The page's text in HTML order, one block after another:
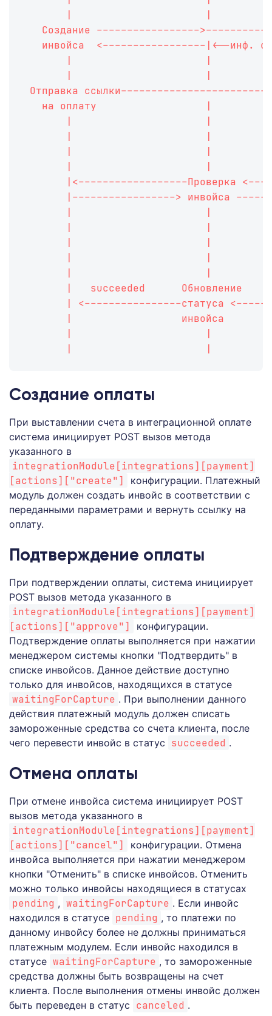
Создание -----------------
инвойса  <-----------------|<--инф.
Отправка
на оплату                  |
|<------------------Проверка
|-----------------> инвойса
|   succeeded      Обновление
| <----------------статуса
|                  инвойса
Создание оплаты
При выставлении счета в интеграционной оплате
система инициирует POST вызов метода
указанного в
integrationModule[integrations][payment]
[actions]["create"]
конфигурации. Платежный
модуль должен создать инвойс в соответствии с
переданными параметрами и вернуть ссылку на
оплату.
Подтверждение оплаты
При подтверждении оплаты, система инициирует
POST вызов метода указанного в
integrationModule[integrations][payment]
[actions]["approve"]
конфигурации.
Подтверждение оплаты выполняется при нажатии
менеджером системы кнопки "Подтвердить" в
списке инвойсов. Данное действие доступно
только для инвойсов, находящихся в статусе
waitingForCapture . При выполнении данного
действия платежный модуль должен списать
замороженные средства со счета клиента, после
чего перевести инвойс в статус succeeded .
Отмена оплаты
При отмене инвойса система инициирует POST
вызов метода указанного в
integrationModule[integrations][payment]
[actions]["cancel"]
конфигурации. Отмена
инвойса выполняется при нажатии менеджером
кнопки "Отменить" в списке инвойсов. Отменить
можно только инвойсы находящиеся в статусах
pending , waitingForCapture . Если инвойс
находился в статусе pending , то платежи по
данному инвойсу более не должны приниматься
платежным модулем. Если инвойс находился в
статусе waitingForCapture , то замороженные
средства должны быть возвращены на счет
клиента. После выполнения отмены инвойс должен
быть переведен в статус canceled .